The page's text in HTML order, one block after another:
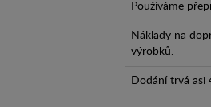
Používáme
Náklady na
výrobků.
Dodání trvá asi